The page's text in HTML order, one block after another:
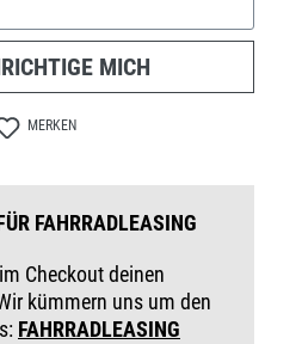
MICH
MERKEN
FAHRRADLEASING
Checkout deinen
kümmern uns um den
FAHRRADLEASING